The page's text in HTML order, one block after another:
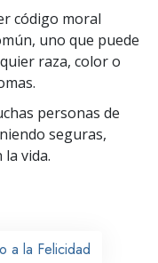
código moral
uno que puede
raza, color o
personas de
seguras,
vida.
a la Felicidad